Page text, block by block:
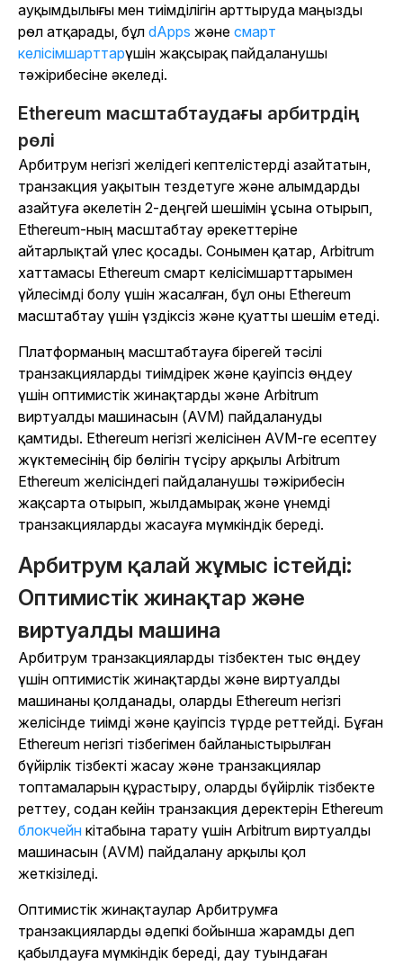
ауқымдылығы мен тиімділігін арттыруда маңызды
рөл атқарады, бұл dApps және смарт
келісімшарттарүшін жақсырақ пайдаланушы
тәжірибесіне әкеледі.
Ethereum масштабтаудағы арбитрдің
рөлі
Арбитрум негізгі желідегі кептелістерді азайтатын,
транзакция уақытын тездетуге және алымдарды
азайтуға әкелетін 2-деңгей шешімін ұсына отырып,
Ethereum-ның масштабтау әрекеттеріне
айтарлықтай үлес қосады. Сонымен қатар, Arbitrum
хаттамасы Ethereum смарт келісімшарттарымен
үйлесімді болу үшін жасалған, бұл оны Ethereum
масштабтау үшін үздіксіз және қуатты шешім етеді.
Платформаның масштабтауға бірегей тәсілі
транзакцияларды тиімдірек және қауіпсіз өңдеу
үшін оптимистік жинақтарды және Arbitrum
виртуалды машинасын (AVM) пайдалануды
қамтиды. Ethereum негізгі желісінен AVM-ге есептеу
жүктемесінің бір бөлігін түсіру арқылы Arbitrum
Ethereum желісіндегі пайдаланушы тәжірибесін
жақсарта отырып, жылдамырақ және үнемді
транзакцияларды жасауға мүмкіндік береді.
Арбитрум қалай жұмыс істейді:
Оптимистік жинақтар және
виртуалды машина
Арбитрум транзакцияларды тізбектен тыс өңдеу
үшін оптимистік жинақтарды және виртуалды
машинаны қолданады, оларды Ethereum негізгі
желісінде тиімді және қауіпсіз түрде реттейді. Бұған
Ethereum негізгі тізбегімен байланыстырылған
бүйірлік тізбекті жасау және транзакциялар
топтамаларын құрастыру, оларды бүйірлік тізбекте
реттеу, содан кейін транзакция деректерін Ethereum
блокчейн кітабына тарату үшін Arbitrum виртуалды
машинасын (AVM) пайдалану арқылы қол
жеткізіледі.
Оптимистік жинақтаулар Арбитрумға
транзакцияларды әдепкі бойынша жарамды деп
қабылдауға мүмкіндік береді, дау туындаған